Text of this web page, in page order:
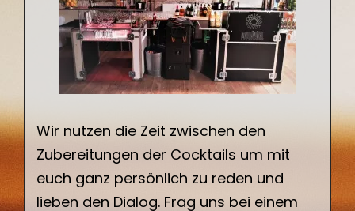
Wir nutzen die Zeit zwischen den
Zubereitungen der Cocktails um mit
euch ganz persönlich zu reden und
lieben den Dialog. Frag uns bei einem